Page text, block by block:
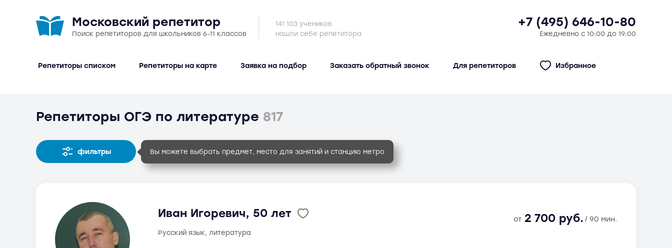
Московский репетитор +7 (495) 646-10-80
Поиск репетиторов для школьников 6-11 классов Ежедневно с 10:00 до 19:00
141 103 учеников
нашли себе репетитора
Репетиторы списком Репетиторы на карте Заявка на подбор Заказать обратный звонок Для репетиторов Избранное
Репетиторы ОГЭ по литературе 817
фильтры Вы можете выбрать предмет, место для занятий и станцию метро
Иван Игоревич, 50 лет от 2 700 руб. / 90 мин.
русский язык, литература